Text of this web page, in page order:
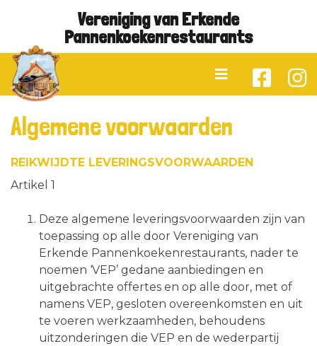
Vereniging van Erkende
Pannenkoekenrestaurants
Algemene voorwaarden
REIKWIJDTE LEVERINGSVOORWAARDEN
Artikel 1
Deze algemene leveringsvoorwaarden zijn van
toepassing op alle door Vereniging van
Erkende Pannenkoekenrestaurants, nader te
noemen ‘VEP’ gedane aanbiedingen en
uitgebrachte offertes en op alle door, met of
namens VEP, gesloten overeenkomsten en uit
te voeren werkzaamheden, behoudens
uitzonderingen die VEP en de wederpartij